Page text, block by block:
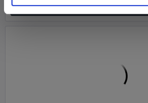
In den Warenkorb